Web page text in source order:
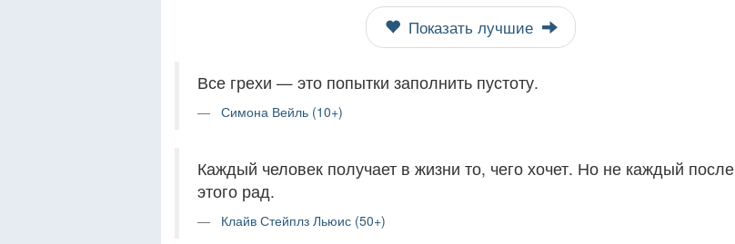
Показать лучшие
Все грехи — это попытки заполнить пустоту.
Симона Вейль (10+)
Каждый человек получает в жизни то, чего хочет. Но не каждый после
этого рад.
Клайв Стейплз Льюис (50+)